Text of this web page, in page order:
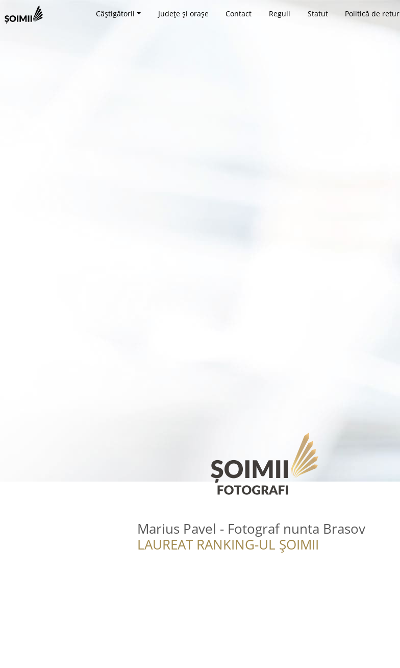
Câștigătorii Județe și orașe Contact Reguli Statut Politică de retur
Marius Pavel - Fotograf nunta Brasov
LAUREAT RANKING-UL ȘOIMII